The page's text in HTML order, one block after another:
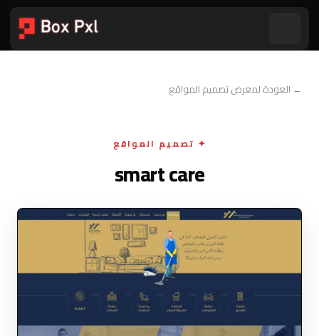
← العودة لمعرض تصميم المواقع
✦ تصميم المواقع
smart care